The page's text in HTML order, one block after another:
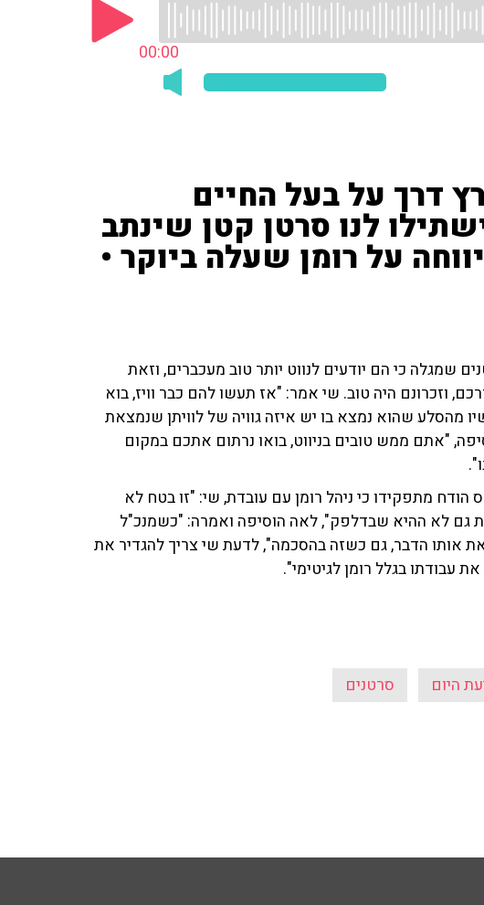
00:00
דרך על בעל החיים
לנו סרטן קטן שינתב
על רומן שעלה ביוקר •
שמגלה כי הם יודעים לנווט יותר טוב מעכברים, וזאת
וזכרונם היה טוב. שי אמר: "אז תעשו להם כבר וויז, בוא
מהסלע שהוא נמצא בו יש איזה גוויה של לוויתן שנמצאת
"אתם ממש טובים בניווט, בואו נרתום אתכם במקום
מתפקידו כי ניהל רומן עם עובדת, שי: "זו בטח לא
גם לא ההיא שבדלפק", לאה הוסיפה ואמרה: "כשמנכ"ל
אותו הדבר, גם כשזה בהסכמה", לדעת שי צריך להגדיר את
בגלל רומן לגיטימי".
היום סרטנים